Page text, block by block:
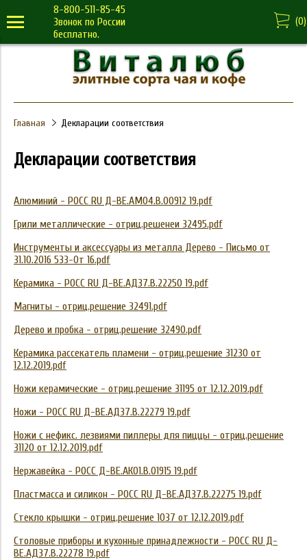
8-800-511-85-45
Звонок по России
бесплатно.
(0)
Главная Декларации соответствия
Декларации соответствия
Алюминий - РОСС RU Д-ВЕ.АМ04.В.00912 19.pdf
Грили металлические - отриц.решенеи 32495.pdf
Инструменты и аксессуары из металла Дерево - Письмо от
31.10.2016 533-От 16.pdf
Керамика - РОСС RU Д-ВЕ.АД37.В.22250 19.pdf
Магниты - отриц.решение 32491.pdf
Дерево и пробка - отриц.решение 32490.pdf
Керамика рассекатель пламени - отриц.решение 31230 от
12.12.2019.pdf
Ножи керамические - отриц.решение 31195 от 12.12.2019.pdf
Ножи - РОСС RU Д-ВЕ.АД37.В.22279 19.pdf
Ножи с нефикс. лезвиями пиллеры для пиццы - отриц.решение
31120 от 12.12.2019.pdf
Нержавейка - РОСС Д-BE.АК01.В.01915 19.pdf
Пластмасса и силикон - РОСС RU Д-ВЕ.АД37.В.22275 19.pdf
Стекло крышки - отриц.решение 1037 от 12.12.2019.pdf
Столовые приборы и кухонные принадлежности - РОСС RU Д-
ВЕ.АД37.В.22278 19.pdf